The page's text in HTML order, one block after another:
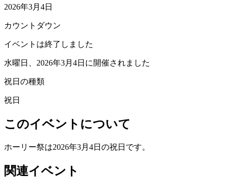
2026年3月4日
カウントダウン
イベントは終了しました
水曜日、2026年3月4日に開催されました
祝日の種類
祝日
このイベントについて
ホーリー祭は2026年3月4日の祝日です。
関連イベント